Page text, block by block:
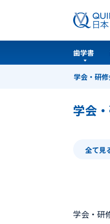
歯学書
学会・研
ホーム 学
学会
全て見
学会・研